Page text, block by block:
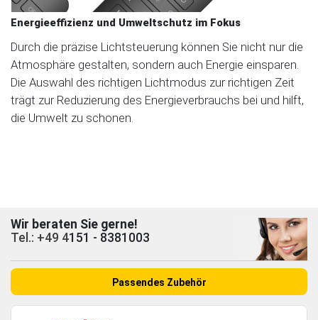
Energieeffizienz und Umweltschutz im Fokus
Durch die präzise Lichtsteuerung können Sie nicht nur die
Atmosphäre gestalten, sondern auch Energie einsparen.
Die Auswahl des richtigen Lichtmodus zur richtigen Zeit
trägt zur Reduzierung des Energieverbrauchs bei und hilft,
die Umwelt zu schonen.
Wir beraten Sie gerne!
Tel.: +49 4151 - 8381003
Passendes Zubehör